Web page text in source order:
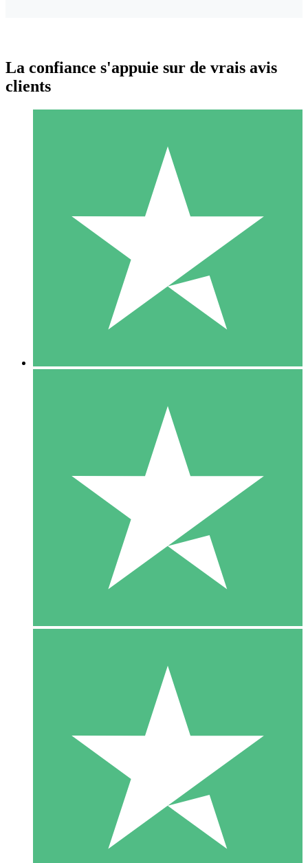
Packs de Crédits Individuels
Payez à l'utilisation avec des crédits de téléchargement. Sans
1 Téléchargement
10 00
10 Téléchargements
20 00
La confiance s'appuie sur de vrais avis
clients